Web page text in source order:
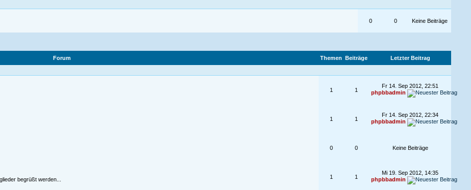
0 0 Keine Beiträge
Forum Themen Beiträge
Letzter Beitrag
1 1
Fr 14. Sep 2012, 22:51
phpbbadmin
1 1
Fr 14. Sep 2012, 22:34
phpbbadmin
0 0 Keine Beiträge
begrüßt werden... 1 1
Mi 19. Sep 2012, 14:35
phpbbadmin